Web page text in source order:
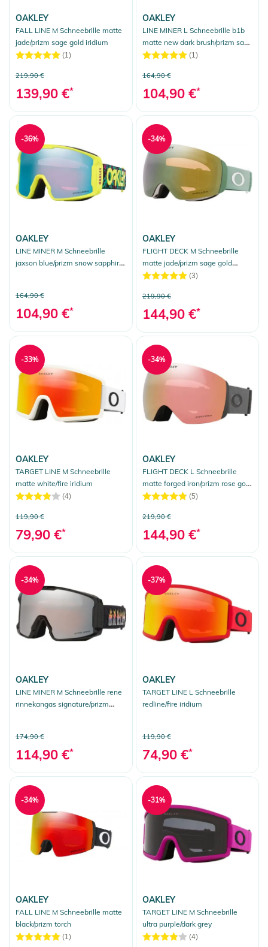
OAKLEY
FALL LINE M Schneebrille matte
jade/prizm sage gold iridium
(1)
219,90 €
139,90 €*
OAKLEY
LINE MINER L Schneebrille b1b
matte new dark brush/prizm sage
gold iridium
(1)
164,90 €
104,90 €*
OAKLEY
LINE MINER M Schneebrille
jaxson blue/prizm snow sapphire
164,90 €
104,90 €*
-36%
OAKLEY
FLIGHT DECK M Schneebrille
matte jade/prizm sage gold
iridium
(3)
219,90 €
144,90 €*
-34%
OAKLEY
TARGET LINE M Schneebrille
matte white/fire iridium
(4)
119,90 €
79,90 €*
-33%
OAKLEY
FLIGHT DECK L Schneebrille
matte forged iron/prizm rose gold
iridium
(5)
219,90 €
144,90 €*
-34%
OAKLEY
LINE MINER M Schneebrille rene
rinnekangas signature/prizm
174,90 €
114,90 €*
-34%
OAKLEY
TARGET LINE L Schneebrille
redline/fire iridium
119,90 €
74,90 €*
-37%
OAKLEY
FALL LINE M Schneebrille matte
black/prizm torch
(1)
-34%
OAKLEY
TARGET LINE M Schneebrille
ultra purple/dark grey
(4)
-31%